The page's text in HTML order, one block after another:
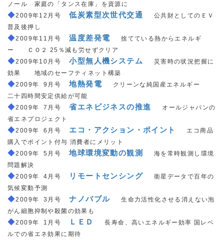
ノール 家庭の「タンス在庫」を資源に
◆2009年12月号 ＿低炭素型次世代交通
公共財としてのＥＶ
普及後押し
◆2009年11月号 ＿温度差発電
捨てている熱からエネルギ
ー ＣＯ２ 25％減も労せずクリア
◆2009年10月号 ＿小型無人機システム
災害時の状況把握に
効果 地域のセーフティネット構築
◆2009年 9月号 ＿地熱発電
クリーンな純国産エネルギー
二十四時間安定供給が可能
◆2009年 7月号 ＿省エネビジネスの推進
オールジャパンの
省エネプロジェクト
◆2009年 6月号 エコ・アクション・ポイント
エコ商品
購入でポイント付与 消費者にメリット
◆2009年 5月号 ＿地球環境変動の観測
海を常時観測し環境
問題解決
◆2009年 4月号 リモートセンシング
衛星データで百年の
気候変動予測
◆2009年 3月号 ＿ナノバブル
生命力活性化させる消えない泡
がん細胞抑制や殺菌の効果も
◆2009年 1月号 ＬＥＤ
長寿命、高いエネルギー効率 国レベ
ルでの省エネ効果に期待